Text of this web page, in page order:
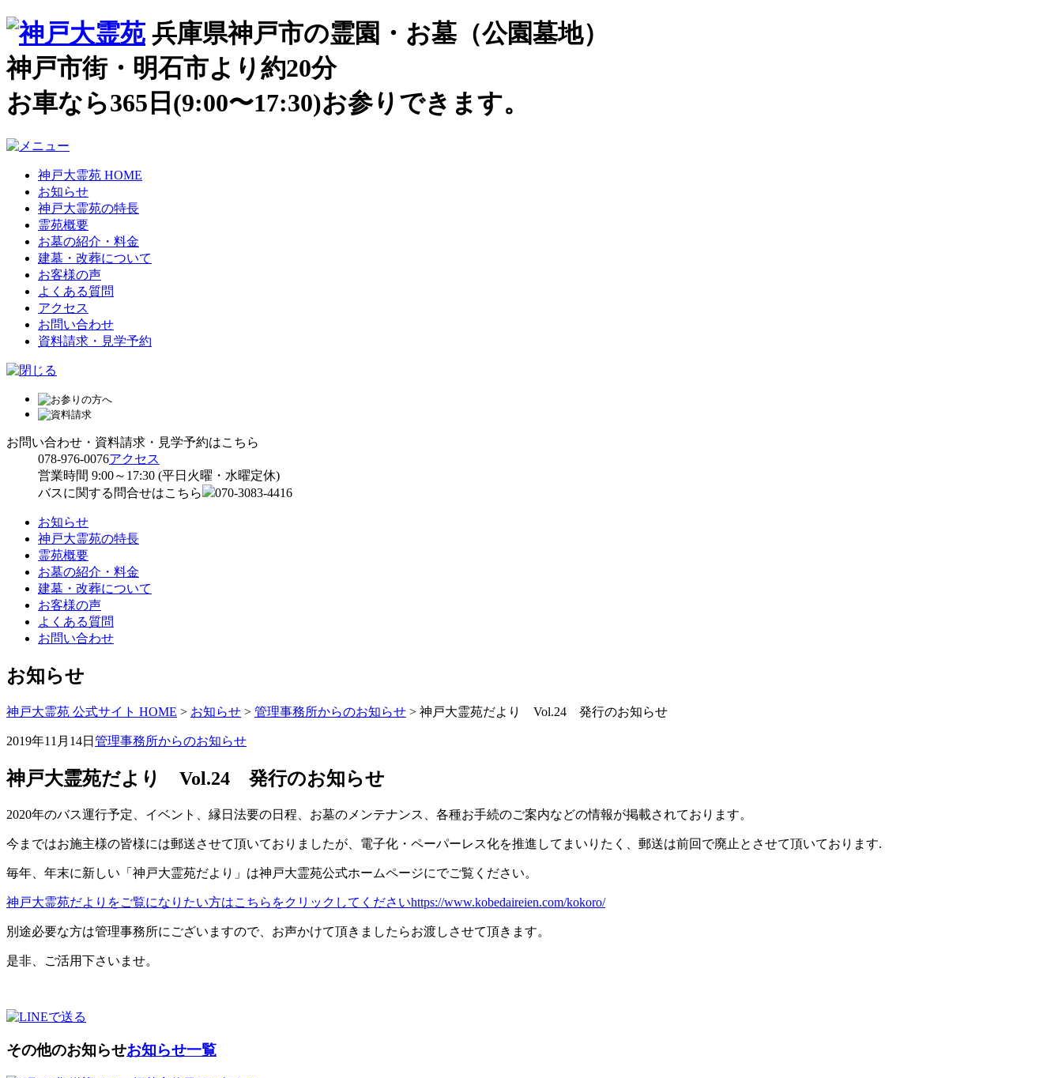
兵庫県神戸市の霊園・お墓（公園墓地）
神戸市街・明石市より約20分
お車なら365日(9:00〜17:30)お参りできます。
神戸大霊苑 HOME
お知らせ
神戸大霊苑の特長
霊苑概要
お墓の紹介・料金
建墓・改葬について
お客様の声
よくある質問
アクセス
お問い合わせ
資料請求・見学予約
お問い合わせ・資料請求・見学予約はこちら
078-976-0076アクセス
営業時間 9:00～17:30 (平日火曜・水曜定休)
バスに関する問合せはこちら
070-3083-4416
お知らせ
神戸大霊苑の特長
霊苑概要
お墓の紹介・料金
建墓・改葬について
お客様の声
よくある質問
お問い合わせ
お知らせ
神戸大霊苑 公式サイト HOME > お知らせ > 管理事務所からのお知らせ > 神戸大霊苑だより Vol.24 発行のお知らせ
2019年11月14日 管理事務所からのお知らせ
神戸大霊苑だより Vol.24 発行のお知らせ
2020年のバス運行予定、イベント、縁日法要の日程、お墓のメンテナンス、各種お手続のご案内などの情報が掲載されております。
今まではお施主様の皆様には郵送させて頂いておりましたが、電子化・ペーパーレス化を推進してまいりたく、郵送は前回で廃止とさせて頂いております.
毎年、年末に新しい「神戸大霊苑だより」は神戸大霊苑公式ホームページにでご覧ください。
神戸大霊苑だよりをご覧になりたい方はこちらをクリックしてくださいhttps://www.kobedaireien.com/kokoro/
別途必要な方は管理事務所にございますので、お声かけて頂きましたらお渡しさせて頂きます。
是非、ご活用下さいませ。
その他のお知らせお知らせ一覧